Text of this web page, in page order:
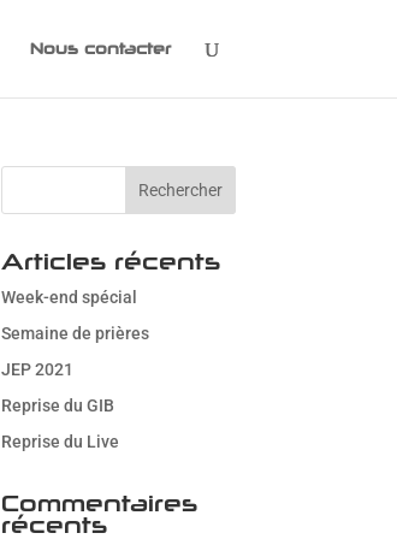
Nous contacter
Articles récents
Week-end spécial
Semaine de prières
JEP 2021
Reprise du GIB
Reprise du Live
Commentaires
récents